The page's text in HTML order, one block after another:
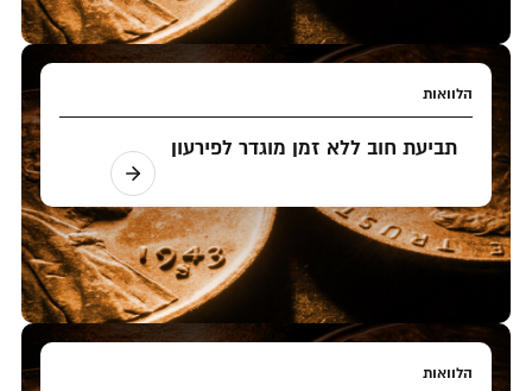
הלוואות
תביעת חוב ללא זמן מוגדר לפירעון
הלוואות